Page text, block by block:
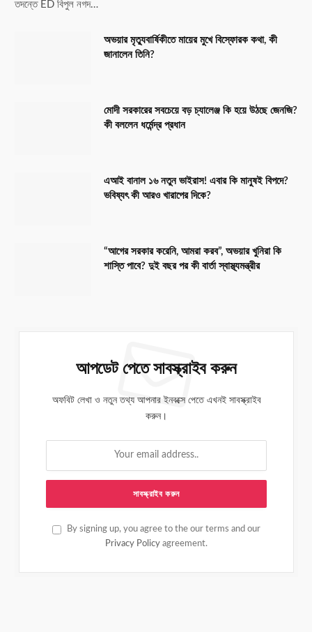
তদন্তে ED বিপুল নগদ…
অভয়ার মৃত্যুবার্ষিকীতে মায়ের মুখে বিস্ফোরক কথা, কী
জানালেন তিনি?
মোদী সরকারের সবচেয়ে বড় চ্যালেঞ্জ কি হয়ে উঠছে জেনজি?
কী বললেন ধর্মেন্দ্র প্রধান
এআই বানাল ১৬ নতুন ভাইরাস! এবার কি মানুষই বিপদে?
ভবিষ্যৎ কী আরও খারাপের দিকে?
“আগের সরকার করেনি, আমরা করব”, অভয়ার খুনিরা কি
শাস্তি পাবে? দুই বছর পর কী বার্তা স্বাস্থ্যমন্ত্রীর
আপডেট পেতে সাবস্ক্রাইব করুন
অফবিট লেখা ও নতুন তথ্য আপনার ইনবক্সে পেতে এখনই সাবস্ক্রাইব
করুন।
By signing up, you agree to the our terms and our
Privacy Policy agreement.